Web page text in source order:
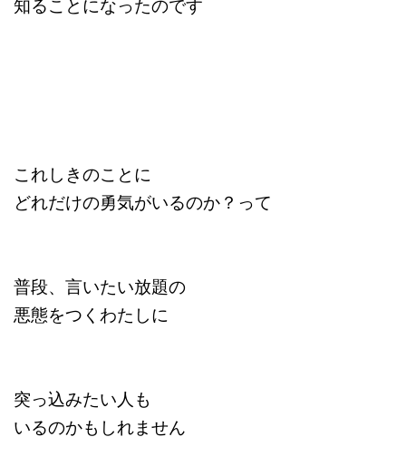
これしきのことに
どれだけの勇気がいるのか？って
普段、言いたい放題の
悪態をつくわたしに
突っ込みたい人も
いるのかもしれません